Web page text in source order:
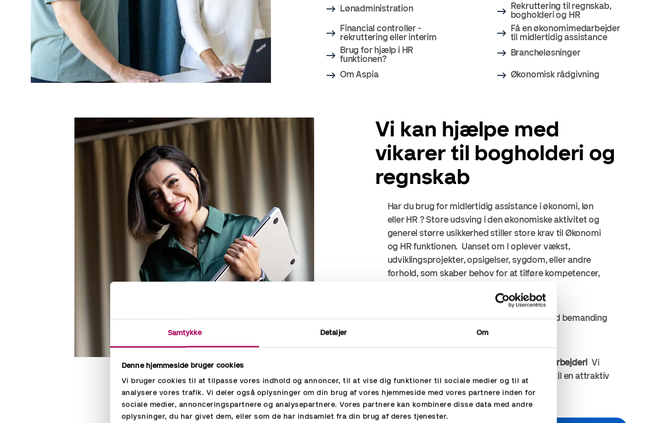
Samtykke Detaljer Om
Denne hjemmeside bruger cookies
Vi bruger cookies til at tilpasse vores indhold og annoncer, til at vise dig funktioner til sociale medier og til at
analysere vores trafik. Vi deler også oplysninger om din brug af vores hjemmeside med vores partnere inden for
sociale medier, annonceringspartnere og analysepartnere. Vores partnere kan kombinere disse data med andre
oplysninger, du har givet dem, eller som de har indsamlet fra din brug af deres tjenester.
Lønadministration
Rekruttering til regnskab,
bogholderi og HR
Financial controller -
rekruttering eller interim
Få en økonomimedarbejder
til midlertidig assistance
Brug for hjælp i HR
funktionen?
Brancheløsninger
Om Aspia Økonomisk rådgivning
Vi kan hjælpe med
vikarer til bogholderi og
regnskab
Har du brug for midlertidig assistance i økonomi, løn
eller HR ? Store udsving i den økonomiske aktivitet og
generel større usikkerhed stiller store krav til Økonomi
og HR funktionen. Uanset om I oplever vækst,
udviklingsprojekter, opsigelser, sygdom, eller andre
forhold, som skaber behov for at tilføre kompetencer,
Vi har fleksible løsninger og kan hjælpe med bemanding
af Økonomi, Løn- og HR medarbejdere.
Lej en økonomimedarbejder eller HR medarbejder! Vi
finder den rigtige profil til netop dit behov til en attraktiv
pris. Læs mere